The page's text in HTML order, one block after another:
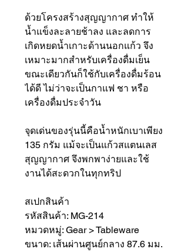
ด้วยโครงสร้างสุญญากาศ ทำให้
น้ำแข็งละลายช้าลง และลดการ
เกิดหยดน้ำเกาะด้านนอกแก้ว จึง
เหมาะมากสำหรับเครื่องดื่มเย็น
ขณะเดียวกันก็ใช้กับเครื่องดื่มร้อน
ได้ดี ไม่ว่าจะเป็นกาแฟ ชา หรือ
เครื่องดื่มประจำวัน
จุดเด่นของรุ่นนี้คือน้ำหนักเบาเพียง
135 กรัม แม้จะเป็นแก้วสแตนเลส
สุญญากาศ จึงพกพาง่ายและใช้
งานได้สะดวกในทุกทริป
สเปกสินค้า
รหัสสินค้า: MG-214
หมวดหมู่: Gear > Tableware
ขนาด: เส้นผ่านศูนย์กลาง 87.6 มม.